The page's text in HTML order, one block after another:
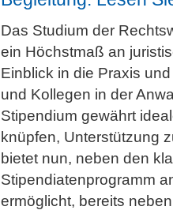
Das Studium der
ein Höchstmaß an
Einblick in die Praxis
und Kollegen in der
Stipendium gewährt
knüpfen, Unterstützung
bietet nun, neben den
Stipendiatenprogramm
ermöglicht, bereits